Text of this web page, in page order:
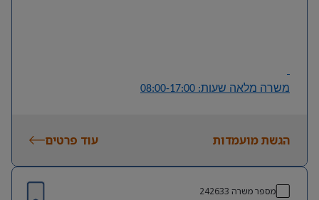
משרה מלאה שעות: 08:00-17:00
הגשת מועמדות עוד פרטים
מספר משרה 242633